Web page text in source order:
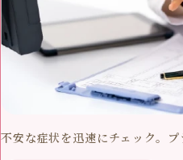
不安な症状を迅速にチェック。プ